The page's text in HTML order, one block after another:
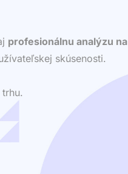
profesionálnu analýzu na
skúsenosti.